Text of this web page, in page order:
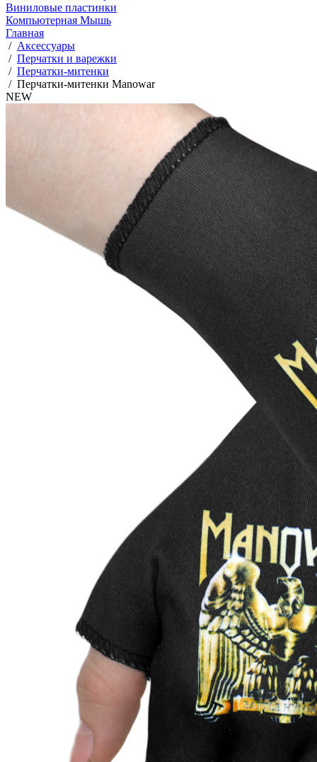
Виниловые пластинки
Компьютерная Мышь
Главная
/ Аксессуары
/ Перчатки и варежки
/ Перчатки-митенки
/ Перчатки-митенки Manowar
NEW